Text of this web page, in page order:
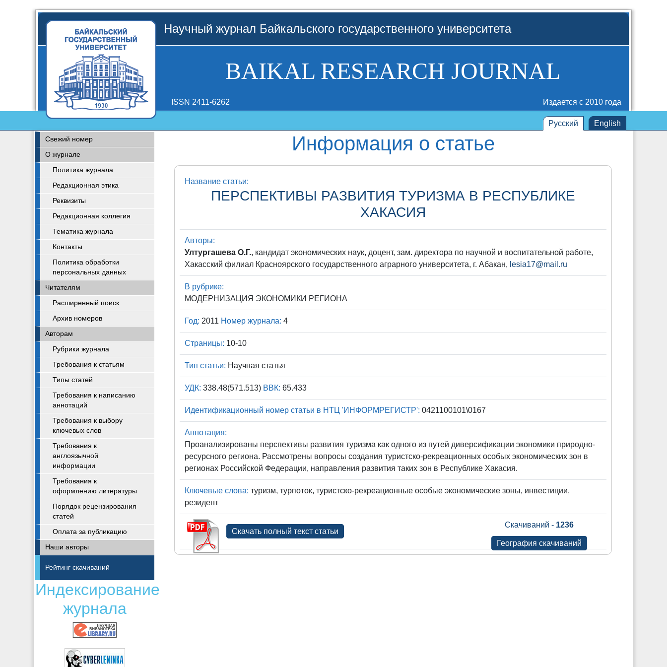
Научный журнал Байкальского государственного университета
BAIKAL RESEARCH JOURNAL
ISSN 2411-6262 Издается с 2010 года
Русский English
Свежий номер
О журнале
Политика журнала
Редакционная этика
Реквизиты
Редакционная коллегия
Тематика журнала
Контакты
Политика обработки
персональных данных
Читателям
Расширенный поиск
Архив номеров
Авторам
Рубрики журнала
Требования к статьям
Типы статей
Требования к написанию
аннотаций
Требования к выбору
ключевых слов
Требования к
англоязычной
информации
Требования к
оформлению литературы
Порядок рецензирования
статей
Оплата за публикацию
Наши авторы
Рейтинг скачиваний
Индексирование
журнала
Информация о статье
Название статьи:
ПЕРСПЕКТИВЫ РАЗВИТИЯ ТУРИЗМА В РЕСПУБЛИКЕ
ХАКАСИЯ
Авторы:
Ултургашева О.Г., кандидат экономических наук, доцент, зам. директора по научной и воспитательной работе,
Хакасский филиал Красноярского государственного аграрного университета, г. Абакан, lesia17@mail.ru
В рубрике:
МОДЕРНИЗАЦИЯ ЭКОНОМИКИ РЕГИОНА
Год: 2011 Номер журнала: 4
Страницы: 10-10
Тип статьи: Научная статья
УДК: 338.48(571.513) ВВК: 65.433
Идентификационный номер статьи в НТЦ 'ИНФОРМРЕГИСТР': 0421100101\0167
Аннотация:
Проанализированы перспективы развития туризма как одного из путей диверсификации экономики природно-
ресурсного региона. Рассмотрены вопросы создания туристско-рекреационных особых экономических зон в
регионах Российской Федерации, направления развития таких зон в Республике Хакасия.
Ключевые слова: туризм, турпоток, туристско-рекреационные особые экономические зоны, инвестиции,
резидент
Скачиваний - 1236
География скачиваний
Скачать полный текст статьи